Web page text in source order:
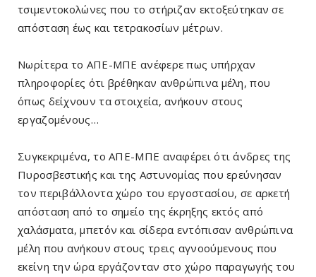
τσιμεντοκολώνες που το στήριζαν εκτοξεύτηκαν σε
απόσταση έως και τετρακοσίων μέτρων.
Νωρίτερα το ΑΠΕ-ΜΠΕ ανέφερε πως υπήρχαν
πληροφορίες ότι βρέθηκαν ανθρώπινα μέλη, που
όπως δείχνουν τα στοιχεία, ανήκουν στους
εργαζομένους…
Συγκεκριμένα, το ΑΠΕ-ΜΠΕ αναφέρει ότι άνδρες της
Πυροσβεστικής και της Αστυνομίας που ερεύνησαν
τον περιβάλλοντα χώρο του εργοστασίου, σε αρκετή
απόσταση από το σημείο της έκρηξης εκτός από
χαλάσματα, μπετόν και σίδερα εντόπισαν ανθρώπινα
μέλη που ανήκουν στους τρεις αγνοούμενους που
εκείνη την ώρα εργάζονταν στο χώρο παραγωγής του